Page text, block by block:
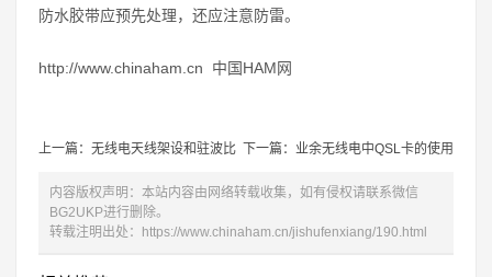
防水胶带应预先处理，还应注意防雷。
http://www.chinaham.cn 中国HAM网
上一篇：无线电天线架设和驻波比 下一篇：业余无线电中QSL卡的使用
内容版权声明：本站内容由网络转载收集，如有侵权请联系微信
BG2UKP进行删除。
转载注明出处：
https://www.chinaham.cn/jishufenxiang/190.html